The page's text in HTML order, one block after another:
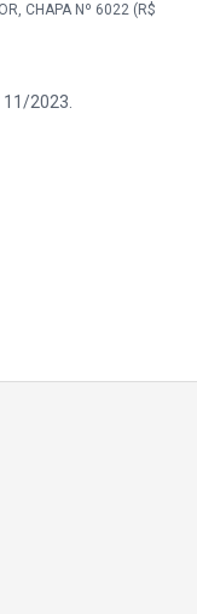
CHAPA Nº 6022 (R$
2023.